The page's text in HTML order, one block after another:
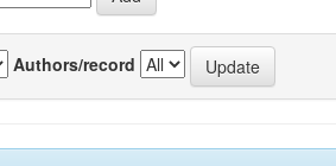
Authors/record